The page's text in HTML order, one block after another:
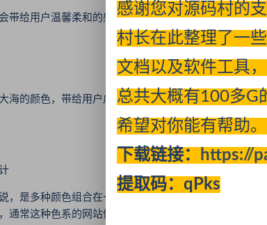
给用户温馨柔和的感觉，经常可以看到这类颜色被运用
的颜色，带给用户广阔和空旷的体验感，一般科技网
是多种颜色组合在一起形成的一种风格色调，展现在用
通常这种色系的网站体现为酷炫，梦幻，可运用于各类
感谢您对源码村的支
村长在此整理了一些
文档以及软件工具，
总共大概有100多G
希望对你能有帮助。
下载链接：
https://
提取码：qPks